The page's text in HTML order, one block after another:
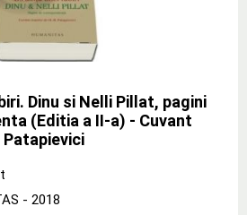
Dinu si Nelli Pillat, pagini
(Editia a II-a) - Cuvant
Patapievici
- 2018